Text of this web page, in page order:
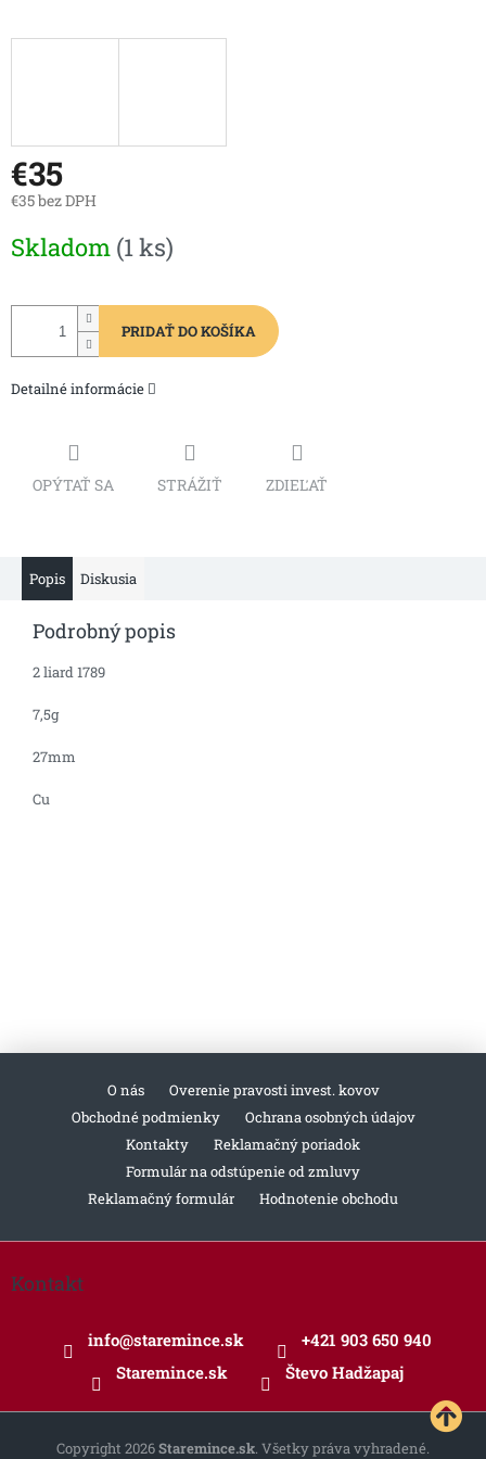
€35
€35 bez DPH
cena:
Skladom (1 ks)
PRIDAŤ DO KOŠÍKA
Detailné informácie
OPÝTAŤ SA STRÁŽIŤ ZDIEĽAŤ
Popis Diskusia
Podrobný popis
2 liard 1789
7,5g
27mm
Cu
O nás
Overenie pravosti invest. kovov
Obchodné podmienky
Ochrana osobných údajov
Kontakty
Reklamačný poriadok
Formulár na odstúpenie od zmluvy
Reklamačný formulár
Hodnotenie obchodu
Z
p
Kontakt
info@staremince.sk
+421 903 650 940
Staremince.sk
Števo Hadžapaj
Copyright 2026Staremince.sk. Všetky práva vyhradené.